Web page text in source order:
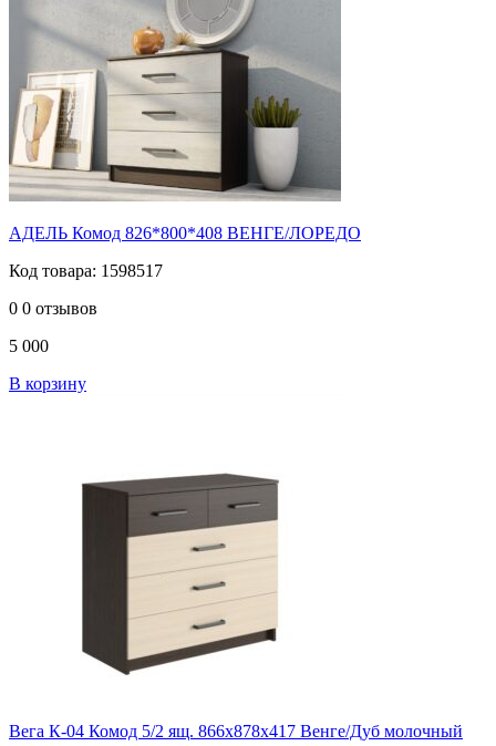
АДЕЛЬ Комод 826*800*408 ВЕНГЕ/ЛОРЕДО
Код товара: 1598517
0 0 отзывов
5 000
В корзину
Вега К-04 Комод 5/2 ящ. 866х878х417 Венге/Дуб молочный